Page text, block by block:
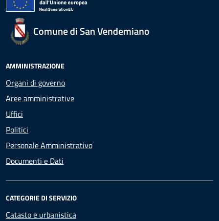
Comune di San Vendemiano
AMMINISTRAZIONE
Organi di governo
Aree amministrative
Uffici
Politici
Personale Amministrativo
Documenti e Dati
CATEGORIE DI SERVIZIO
Catasto e urbanistica